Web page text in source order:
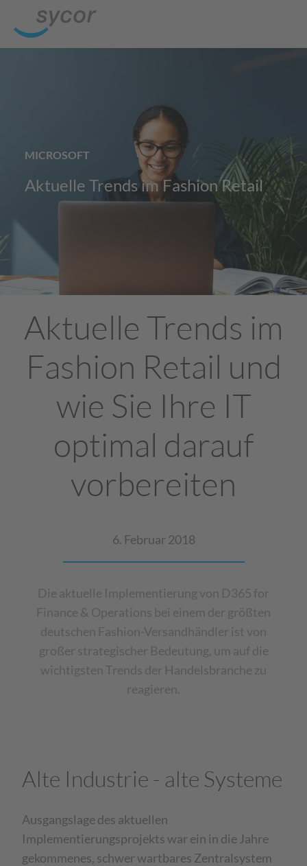
MICROSOFT
Aktuelle Trends im Fashion Retail
Aktuelle Trends im
Fashion Retail und
wie Sie Ihre IT
optimal darauf
vorbereiten
6. Februar 2018
Die aktuelle Implementierung von D365 for
Finance & Operations bei einem der größten
deutschen Fashion-Versandhändler ist von
großer strategischer Bedeutung, um auf die
wichtigsten Trends der Handelsbranche zu
reagieren.
Alte Industrie - alte Systeme
Ausgangslage des aktuellen
Implementierungsprojekts war ein in die Jahre
gekommenes, schwer wartbares Zentralsystem